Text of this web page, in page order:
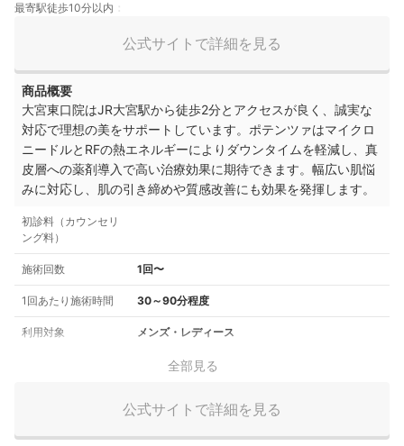
最寄駅徒歩10分以内
公式サイトで詳細を見る
商品概要
大宮東口院はJR大宮駅から徒歩2分とアクセスが良く、誠実な
対応で理想の美をサポートしています。ポテンツァはマイクロ
ニードルとRFの熱エネルギーによりダウンタイムを軽減し、真
皮層への薬剤導入で高い治療効果に期待できます。幅広い肌悩
みに対応し、肌の引き締めや質感改善にも効果を発揮します。
初診料（カウンセリ
ング料）
施術回数 1回〜
1回あたり施術時間 30～90分程度
利用対象 メンズ・レディース
全部見る
公式サイトで詳細を見る